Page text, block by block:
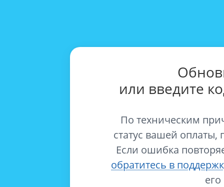
или введите
По техническим
статус вашей оплаты,
Если ошибка
обратитесь в
его